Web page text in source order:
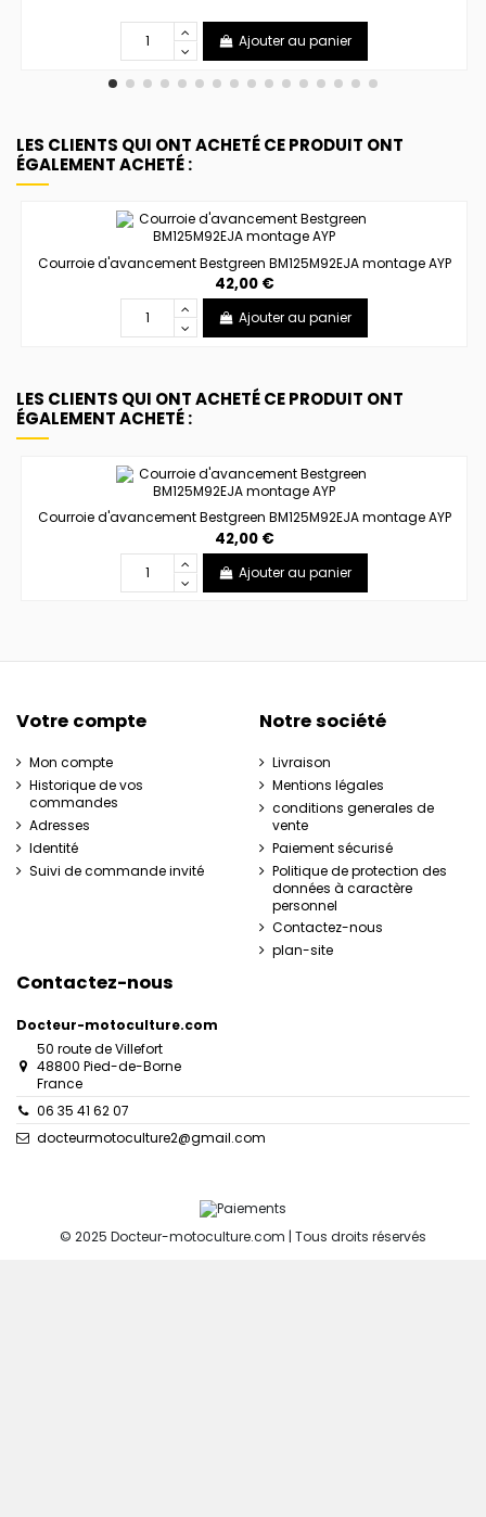
Ajouter au panier
LES CLIENTS QUI ONT ACHETÉ CE PRODUIT ONT
ÉGALEMENT ACHETÉ :
Courroie d'avancement Bestgreen BM125M92EJA montage AYP
42,00 €
Ajouter au panier
LES CLIENTS QUI ONT ACHETÉ CE PRODUIT ONT
ÉGALEMENT ACHETÉ :
Courroie d'avancement Bestgreen BM125M92EJA montage AYP
42,00 €
Ajouter au panier
Votre compte
Mon compte
Historique de vos
commandes
Adresses
Identité
Suivi de commande invité
Notre société
Livraison
Mentions légales
conditions generales de
vente
Paiement sécurisé
Politique de protection des
données à caractère
personnel
Contactez-nous
plan-site
Contactez-nous
Docteur-motoculture.com
50 route de Villefort
48800 Pied-de-Borne
France
06 35 41 62 07
docteurmotoculture2@gmail.com
© 2025 Docteur-motoculture.com | Tous droits réservés